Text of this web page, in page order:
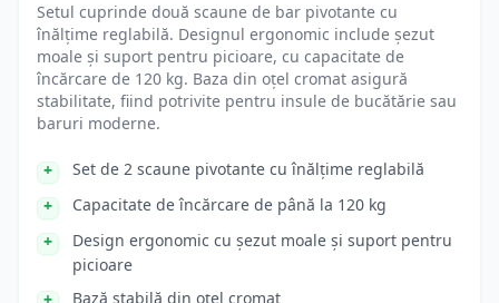
Setul cuprinde două scaune de bar pivotante cu
înălțime reglabilă. Designul ergonomic include șezut
moale și suport pentru picioare, cu capacitate de
încărcare de 120 kg. Baza din oțel cromat asigură
stabilitate, fiind potrivite pentru insule de bucătărie sau
baruri moderne.
Set de 2 scaune pivotante cu înălțime reglabilă
Capacitate de încărcare de până la 120 kg
Design ergonomic cu șezut moale și suport pentru
picioare
Bază stabilă din oțel cromat